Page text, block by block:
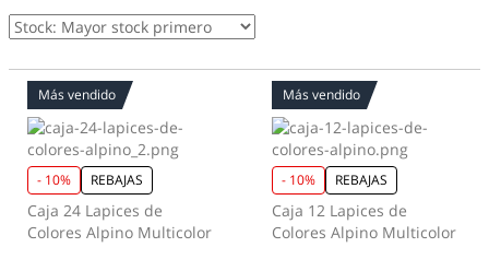
Más vendido
- 10% REBAJAS
Caja 24 Lapices de
Colores Alpino Multicolor
Más vendido
- 10% REBAJAS
Caja 12 Lapices de
Colores Alpino Multicolor